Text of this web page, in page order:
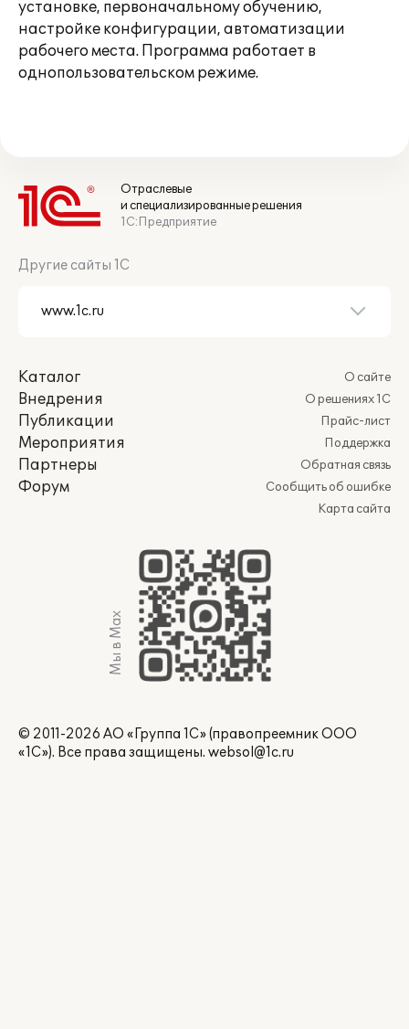
установке, первоначальному обучению,
настройке конфигурации, автоматизации
рабочего места. Программа работает в
однопользовательском режиме.
Отраслевые
и специализированные решения
1С:Предприятие
Другие сайты 1С
Каталог
Внедрения
Публикации
Мероприятия
Партнеры
Форум
О сайте
О решениях 1С
Прайс-лист
Поддержка
Обратная связь
Сообщить об ошибке
Карта сайта
Мы в Max
© 2011-2026 АО «Группа 1С» (правопреемник ООО
«1С»). Все права защищены. websol@1c.ru